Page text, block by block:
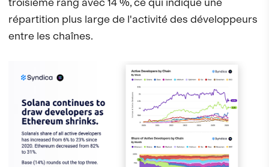
répartition plus large de l'activité des développeurs
entre les chaînes.